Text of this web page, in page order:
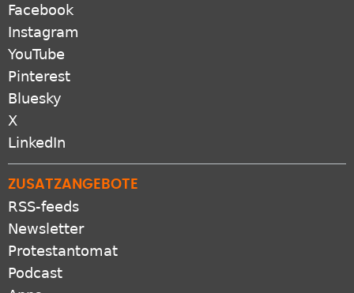
Facebook
Instagram
YouTube
Pinterest
Bluesky
X
LinkedIn
ZUSATZANGEBOTE
RSS-feeds
Newsletter
Protestantomat
Podcast